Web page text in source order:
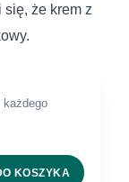
się, że krem z
KOSZYKA